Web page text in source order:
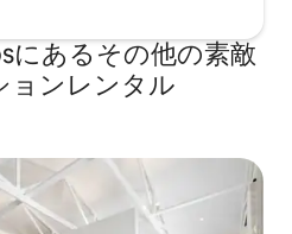
にあるその他の素敵
ョンレンタル
。